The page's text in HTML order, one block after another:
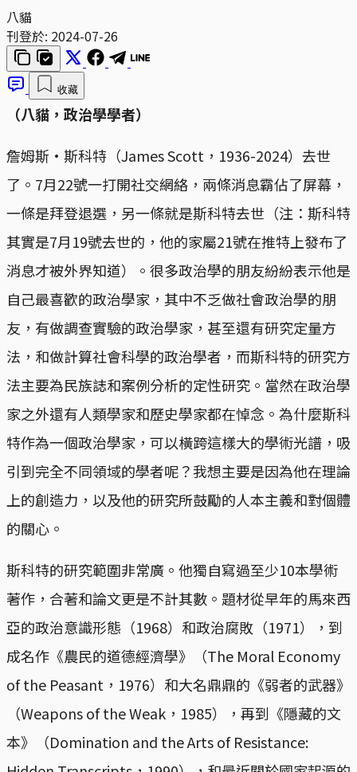
八貓
刊登於: 2024-07-26
收藏
（八貓，政治學學者）
詹姆斯·斯科特（James Scott，1936-2024）去世
了。7月22號一打開社交網絡，兩條消息霸佔了屏幕，
一條是拜登退選，另一條就是斯科特去世（注：斯科特
其實是7月19號去世的，他的家屬21號在推特上發布了
消息才被外界知道）。很多政治學的朋友紛紛表示他是
自己最喜歡的政治學家，其中不乏做社會政治學的朋
友，有做調查實驗的政治學家，甚至還有研究定量方
法，和做計算社會科學的政治學者，而斯科特的研究方
法主要為民族誌和案例分析的定性研究。當然在政治學
家之外還有人類學家和歷史學家都在悼念。為什麼斯科
特作為一個政治學家，可以橫跨這樣大的學術光譜，吸
引到完全不同領域的學者呢？我想主要是因為他在理論
上的創造力，以及他的研究所鼓勵的人本主義和對個體
的關心。
斯科特的研究範圍非常廣。他獨自寫過至少10本學術
著作，合著和論文更是不計其數。題材從早年的馬來西
亞的政治意識形態（1968）和政治腐敗（1971），到
成名作《農民的道德經濟學》（The Moral Economy
of the Peasant，1976）和大名鼎鼎的《弱者的武器》
（Weapons of the Weak，1985），再到《隱藏的文
本》（Domination and the Arts of Resistance: